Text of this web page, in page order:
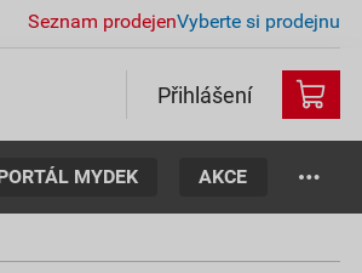
Seznam prodejenVyberte si prodejnu
Přihlášení
MYDEK AKCE